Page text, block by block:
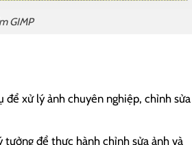
GIMP
để xử lý ảnh chuyên nghiệp, chỉnh sửa
để thực hành chỉnh sửa ảnh và